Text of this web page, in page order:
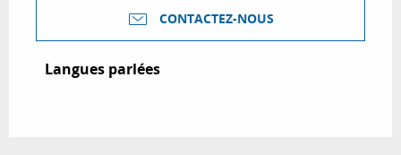
CONTACTEZ-NOUS
Langues parlées
Langues parlées